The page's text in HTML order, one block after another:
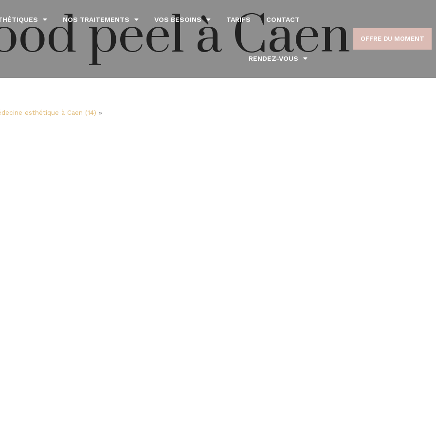
NOS TRAITEMENTS VOS BESOINS TARIFS CONTACT
RENDEZ-VOUS
OFFRE DU MOMENT
peel à Caen
esthétique à Caen (14) »